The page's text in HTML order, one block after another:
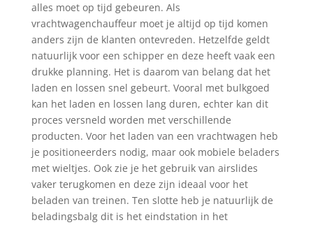
alles moet op tijd gebeuren. Als
vrachtwagenchauffeur moet je altijd op tijd komen
anders zijn de klanten ontevreden. Hetzelfde geldt
natuurlijk voor een schipper en deze heeft vaak een
drukke planning. Het is daarom van belang dat het
laden en lossen snel gebeurt. Vooral met bulkgoed
kan het laden en lossen lang duren, echter kan dit
proces versneld worden met verschillende
producten. Voor het laden van een vrachtwagen heb
je positioneerders nodig, maar ook mobiele beladers
met wieltjes. Ook zie je het gebruik van airslides
vaker terugkomen en deze zijn ideaal voor het
beladen van treinen. Ten slotte heb je natuurlijk de
beladingsbalg dit is het eindstation in het